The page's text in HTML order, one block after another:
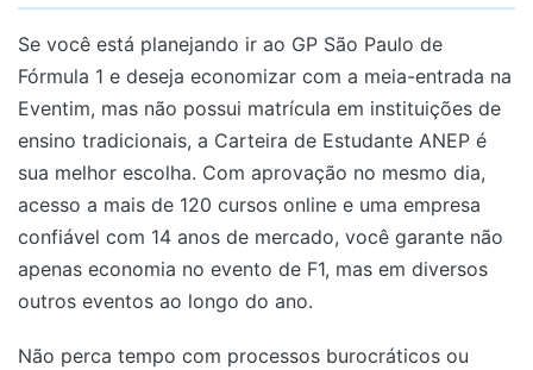
Se você está planejando ir ao GP São Paulo de
Fórmula 1 e deseja economizar com a meia-entrada na
Eventim, mas não possui matrícula em instituições de
ensino tradicionais, a Carteira de Estudante ANEP é
sua melhor escolha. Com aprovação no mesmo dia,
acesso a mais de 120 cursos online e uma empresa
confiável com 14 anos de mercado, você garante não
apenas economia no evento de F1, mas em diversos
outros eventos ao longo do ano.
Não perca tempo com processos burocráticos ou